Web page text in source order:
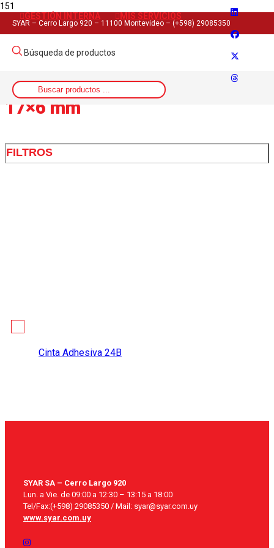
SYAR – Cerro Largo 920 – 11100 Montevideo – (+598) 29085350
GESTIÓN INTERNA MIS SERVICIOS
Búsqueda de productos
Inicio
>
Largo del producto
>
17×6 mm
FILTROS
Cinta Adhesiva 24B
SYAR SA – Cerro Largo 920
Lun. a Vie. de 09:00 a 12:30 – 13:15 a 18:00
Tel/Fax:(+598) 29085350 / Mail: syar@syar.com.uy
www.syar.com.uy